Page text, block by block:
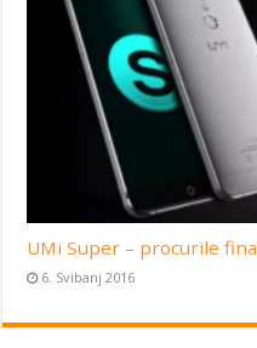
UMi Super – procurile
6. Svibanj 2016